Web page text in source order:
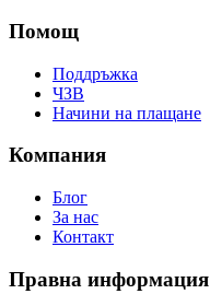
Помощ
Поддръжка
ЧЗВ
Начини на плащане
Компания
Блог
За нас
Контакт
Правна информация